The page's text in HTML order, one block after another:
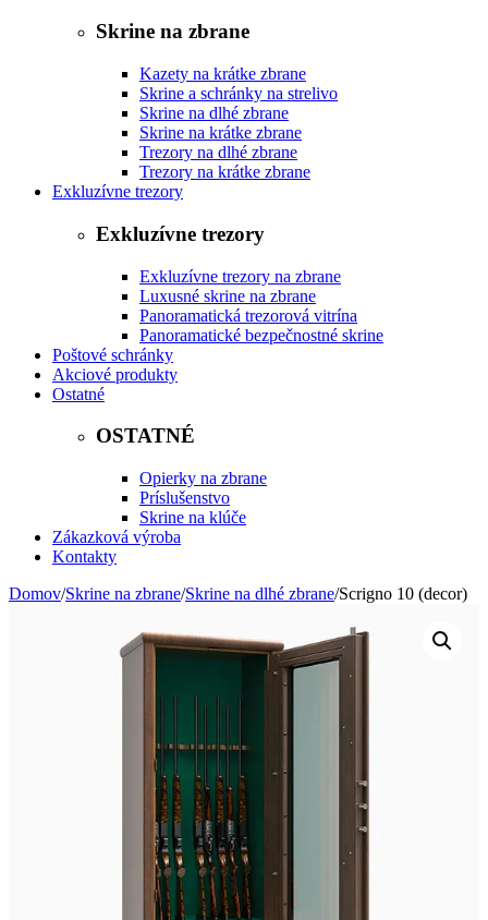
Skrine na zbrane
Kazety na krátke zbrane
Skrine a schránky na strelivo
Skrine na dlhé zbrane
Skrine na krátke zbrane
Trezory na dlhé zbrane
Trezory na krátke zbrane
Exkluzívne trezory
Exkluzívne trezory
Exkluzívne trezory na zbrane
Luxusné skrine na zbrane
Panoramatická trezorová vitrína
Panoramatické bezpečnostné skrine
Poštové schránky
Akciové produkty
Ostatné
OSTATNÉ
Opierky na zbrane
Príslušenstvo
Skrine na klúče
Zákazková výroba
Kontakty
Domov/Skrine na zbrane/Skrine na dlhé zbrane/Scrigno 10 (decor)